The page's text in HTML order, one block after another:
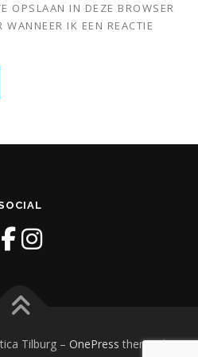
OPSLAAN IN DEZE BROWSER
IK EEN REACTIE
Tilburg – OnePress thema door